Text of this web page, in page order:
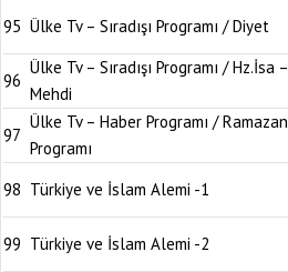
95 Ülke Tv – Sıradışı Programı / Diyet
96
Ülke Tv – Sıradışı Programı / Hz.İsa –
Mehdi
97
Ülke Tv – Haber Programı / Ramazan
Programı
98 Türkiye ve İslam Alemi -1
99 Türkiye ve İslam Alemi -2